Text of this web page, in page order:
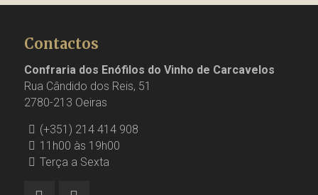
Contactos
Confraria dos Enófilos do Vinho de Carcavelos
Rua Cândido dos Reis, 51
2780-213 Oeiras
(+351) 214 414 908
11h00 às 19h00
Terça a Sexta